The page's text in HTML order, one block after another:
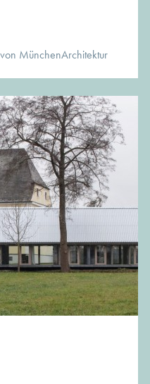
MünchenArchitektur